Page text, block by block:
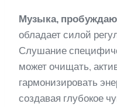
Музыка,
обладает силой
Слушание
может очищать,
гармонизировать
создавая глубокое